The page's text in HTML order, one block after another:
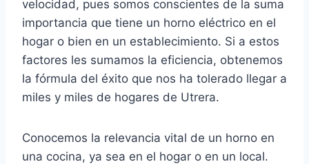
velocidad, pues somos conscientes de la suma
importancia que tiene un horno eléctrico en el
hogar o bien en un establecimiento. Si a estos
factores les sumamos la eficiencia, obtenemos
la fórmula del éxito que nos ha tolerado llegar a
miles y miles de hogares de Utrera.
Conocemos la relevancia vital de un horno en
una cocina, ya sea en el hogar o en un local.